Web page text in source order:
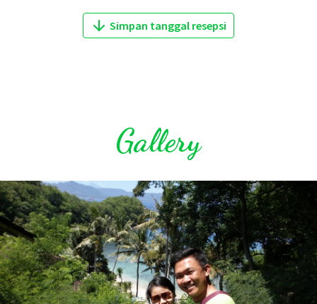
Simpan tanggal resepsi
Gallery